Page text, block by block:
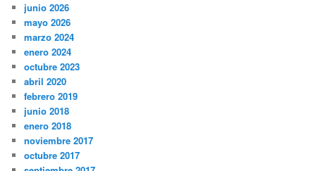
junio 2026
mayo 2026
marzo 2024
enero 2024
octubre 2023
abril 2020
febrero 2019
junio 2018
enero 2018
noviembre 2017
octubre 2017